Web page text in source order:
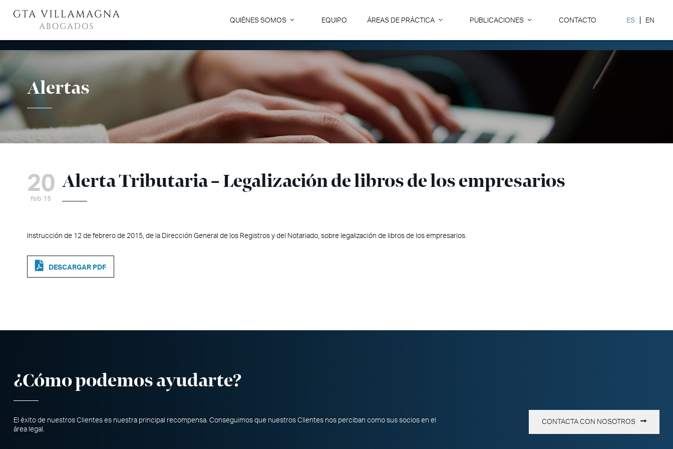
QUIÉNES SOMOS EQUIPO ÁREAS DE PRÁCTICA PUBLICACIONES CONTACTO ES EN
Alertas
20
feb 15
Alerta Tributaria – Legalización de libros de los empresarios
Instrucción de 12 de febrero de 2015, de la Dirección General de los Registros y del Notariado, sobre legalización de libros de los empresarios.
DESCARGAR PDF
¿Cómo podemos ayudarte?
El éxito de nuestros Clientes es nuestra principal recompensa. Conseguimos que nuestros Clientes nos perciban como sus socios en el
área legal.
CONTACTA CON NOSOTROS